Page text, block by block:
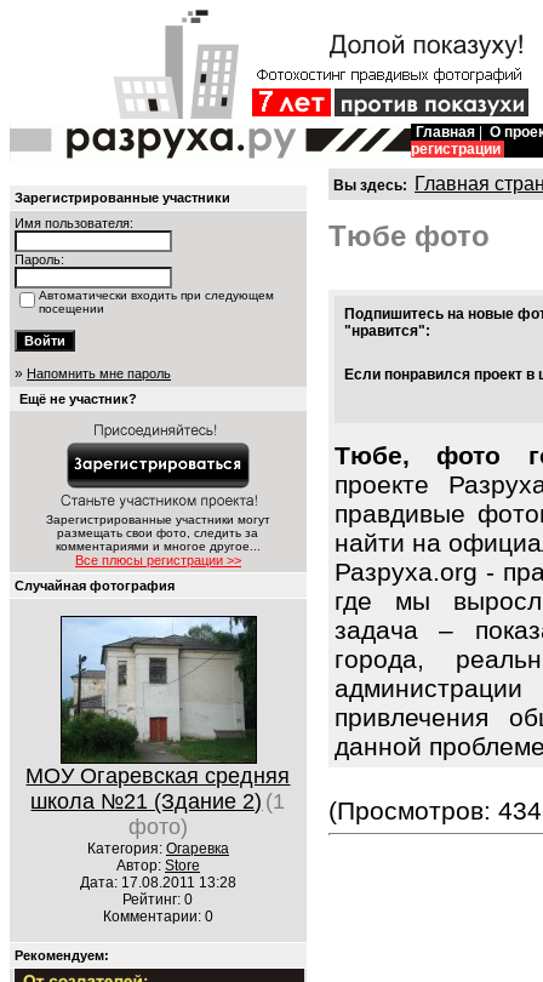
Главная
О
регистрации
Зарегистрированные участники
Имя пользователя:
Пароль:
Автоматически входить при следующем
посещении
» Напомнить мне пароль
Ещё не участник?
Зарегистрированные участники могут
размещать свои фото, следить за
комментариями и многое другое...
Все плюсы регистрации >>
Случайная фотография
МОУ Огаревская средняя
школа №21 (Здание 2) (1
фото)
Категория: Огаревка
Автор: Store
Дата: 17.08.2011 13:28
Рейтинг: 0
Комментарии: 0
Рекомендуем:
Вы здесь: Главная
Тюбе фото
Подпишитесь на новые
"нравится":
Если понравился проект
Тюбе, фото
проекте
правдивые
найти на
Разруха.org -
где мы
задача –
города,
привлечения
данной
(Просмотров: